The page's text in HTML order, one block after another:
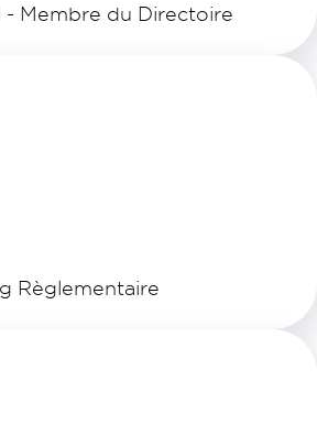
- Membre du Directoire
Règlementaire